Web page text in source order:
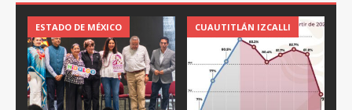
ESTADO DE MÉXICO CUAUTITLÁN IZCALLI